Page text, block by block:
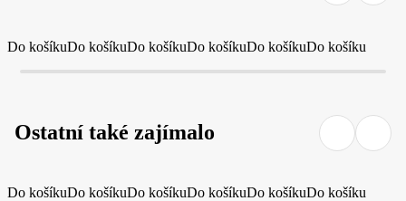
Do košíkuDo košíkuDo košíkuDo košíkuDo košíkuDo košíku
Ostatní také zajímalo
Do košíkuDo košíkuDo košíkuDo košíkuDo košíkuDo košíku